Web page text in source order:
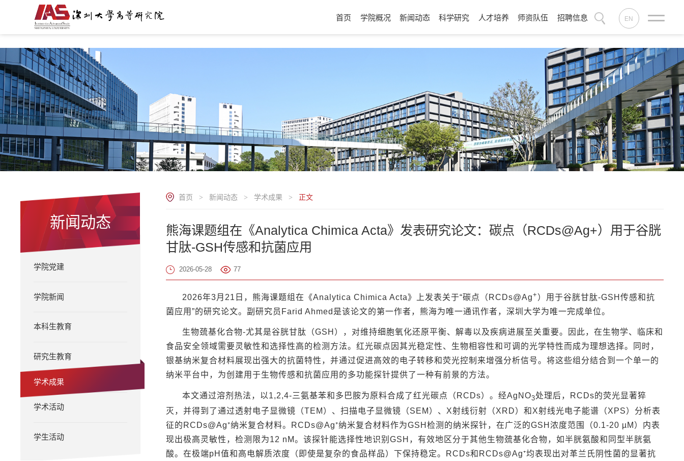
首页 学院概况 新闻动态 科学研究 人才培养 师资队伍 招聘信息 EN
新闻动态
学院党建
学院新闻
本科生教育
研究生教育
学术成果
学术活动
学生活动
首页 > 新闻动态 > 学术成果 > 正文
熊海课题组在《Analytica Chimica Acta》发表研究论文：碳点（RCDs@Ag+）用于谷胱
甘肽-GSH传感和抗菌应用
2026-05-28 77
2026年3月21日，熊海课题组在《Analytica Chimica Acta》上发表关于“碳点（RCDs@Ag+ ）用于谷胱甘肽-GSH传感和抗
菌应用”的研究论文。副研究员Farid Ahmed是该论文的第一作者，熊海为唯一通讯作者，深圳大学为唯一完成单位。
生物巯基化合物-尤其是谷胱甘肽（GSH），对维持细胞氧化还原平衡、解毒以及疾病进展至关重要。因此，在生物学、临床和
食品安全领域需要灵敏性和选择性高的检测方法。红光碳点因其光稳定性、生物相容性和可调的光学特性而成为理想选择。同时，
银基纳米复合材料展现出强大的抗菌特性，并通过促进高效的电子转移和荧光控制来增强分析信号。将这些组分结合到一个单一的
纳米平台中，为创建用于生物传感和抗菌应用的多功能探针提供了一种有前景的方法。
本文通过溶剂热法，以1,2,4-三氨基苯和多巴胺为原料合成了红光碳点（RCDs）。经AgNO3处理后，RCDs的荧光显著猝
灭，并得到了通过透射电子显微镜（TEM）、扫描电子显微镜（SEM）、X射线衍射（XRD）和X射线光电子能谱（XPS）分析表
征的RCDs@Ag⁺纳米复合材料。RCDs@Ag⁺纳米复合材料作为GSH检测的纳米探针，在广泛的GSH浓度范围（0.1-20 µM）内表
现出极高灵敏性，检测限为12 nM。该探针能选择性地识别GSH，有效地区分于其他生物巯基化合物，如半胱氨酸和同型半胱氨
酸。在极端pH值和高电解质浓度（即使是复杂的食品样品）下保持稳定。RCDs和RCDs@Ag⁺均表现出对革兰氏阴性菌的显著抗